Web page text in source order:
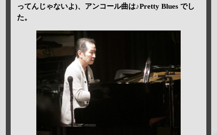
ってんじゃないよ)、アンコール曲は♪Pretty Blues でし
た。